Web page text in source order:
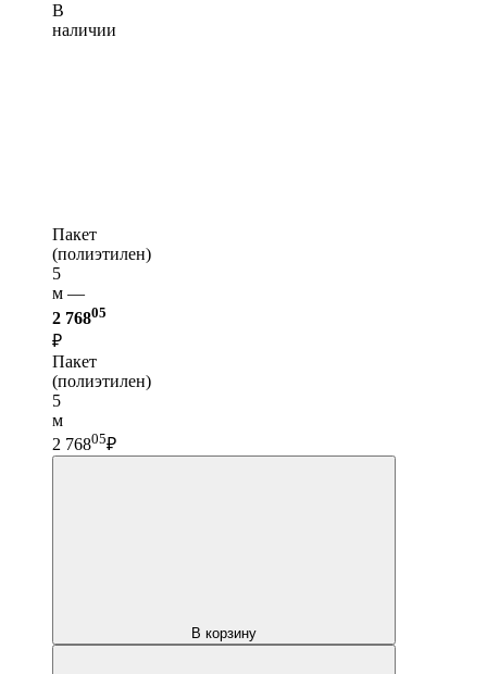
В
наличии
Пакет
(полиэтилен)
5
м —
2 76805
₽
Пакет
(полиэтилен)
5
м
2 76805₽
В корзину